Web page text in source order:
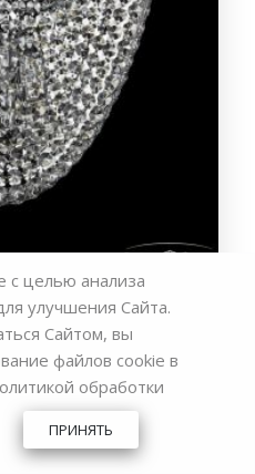
Ivele Crystal
менеджера
с целью анализа
улучшения Сайта.
Сайтом, вы
файлов cookie в
обработки
ПРИНЯТЬ